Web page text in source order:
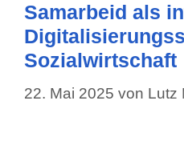
Samarbeid als
Sozialwirtschaft
22. Mai 2025 von Lutz